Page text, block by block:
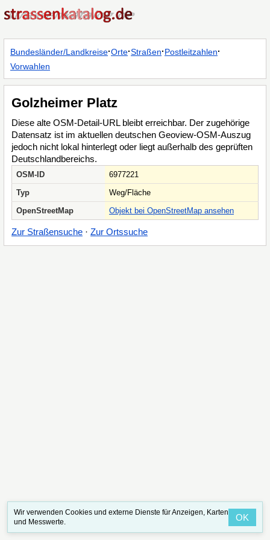
Bundesländer/Landkreise·Orte·Straßen·Postleitzahlen·
Vorwahlen
Golzheimer Platz
Diese alte OSM-Detail-URL bleibt erreichbar. Der zugehörige
Datensatz ist im aktuellen deutschen Geoview-OSM-Auszug
jedoch nicht lokal hinterlegt oder liegt außerhalb des geprüften
Deutschlandbereichs.
OSM-ID
6977221
Typ
Weg/Fläche
OpenStreetMap
Objekt bei OpenStreetMap ansehen
Zur Straßensuche · Zur Ortssuche
Wir verwenden Cookies und externe Dienste für Anzeigen, Karten
und Messwerte.
OK